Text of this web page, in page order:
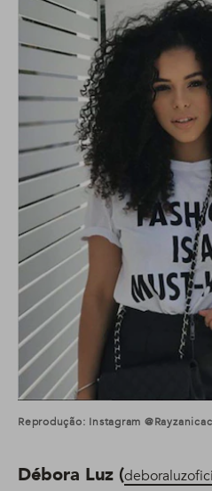
Reprodução: Instagram
Débora Luz (